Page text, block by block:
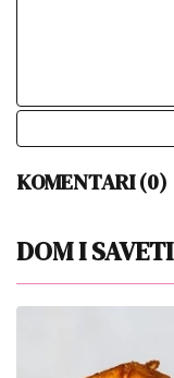
KOMENTARI (0)
DOM I SAVETI